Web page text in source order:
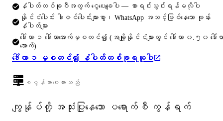
နံပါတ်တစ်ခုစီအတွက် ငွေပေးချေပါ — စာရင်းသွင်းရန်မလိုပါ
နိုင်ငံပေါင်း ဒါဇင်ပေါင်းများစွာ၊ WhatsApp အသင့်ဖြစ်နေသော ဖုန်း
နံပါတ်များ
ဒေါ်လာ ၁ ဒေါ်လာအောက်မှစတင်၍ (အချို့နိုင်ငံများတွင် ဒေါ်လာ ၀.၅၀ ဒေါ်လ
အောက်)
ဒေါ်လာ ၁ မှစတင်၍ နံပါတ်တစ်ခုရယူပါ
စပွန်ဆာပေးထားသည်
ကျွန်ုပ်တို့ အသုံးပြုနေသော ပရောက်စီ ကွန်ရက်